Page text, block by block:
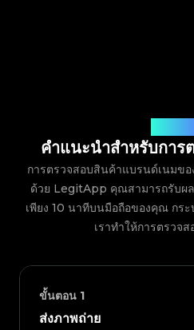
คำแนะนำสำหรับการ
การตรวจสอบสินค้าแบรนด์เนมข
ด้วย LegitApp คุณสามารถรับผ
เพียง 10 นาทีบนมือถือของคุณ กร
เราทำให้การตรวจส
ขั้นตอน 1
ส่งภาพถ่าย